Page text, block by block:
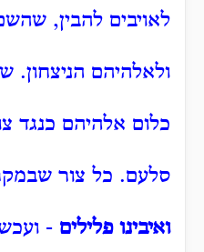
לאויבים להבין,
ולאלהיהם הניצחון.
כלום אלהיהם כנגד
סלעם. כל צור
ואיבינו פלילים -